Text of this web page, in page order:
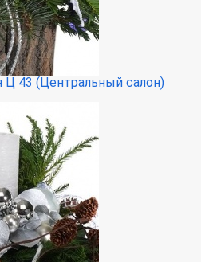
Ц 43 (Центральный салон)